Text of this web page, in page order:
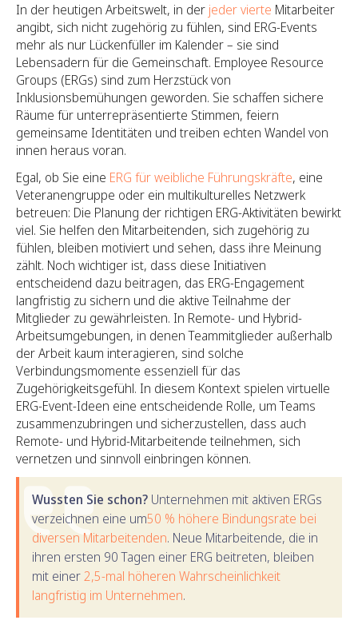
In der heutigen Arbeitswelt, in der jeder vierte Mitarbeiter
angibt, sich nicht zugehörig zu fühlen, sind ERG-Events
mehr als nur Lückenfüller im Kalender – sie sind
Lebensadern für die Gemeinschaft. Employee Resource
Groups (ERGs) sind zum Herzstück von
Inklusionsbemühungen geworden. Sie schaffen sichere
Räume für unterrepräsentierte Stimmen, feiern
gemeinsame Identitäten und treiben echten Wandel von
innen heraus voran.
Egal, ob Sie eine ERG für weibliche Führungskräfte, eine
Veteranengruppe oder ein multikulturelles Netzwerk
betreuen: Die Planung der richtigen ERG-Aktivitäten bewirkt
viel. Sie helfen den Mitarbeitenden, sich zugehörig zu
fühlen, bleiben motiviert und sehen, dass ihre Meinung
zählt. Noch wichtiger ist, dass diese Initiativen
entscheidend dazu beitragen, das ERG-Engagement
langfristig zu sichern und die aktive Teilnahme der
Mitglieder zu gewährleisten. In Remote- und Hybrid-
Arbeitsumgebungen, in denen Teammitglieder außerhalb
der Arbeit kaum interagieren, sind solche
Verbindungsmomente essenziell für das
Zugehörigkeitsgefühl. In diesem Kontext spielen virtuelle
ERG-Event-Ideen eine entscheidende Rolle, um Teams
zusammenzubringen und sicherzustellen, dass auch
Remote- und Hybrid-Mitarbeitende teilnehmen, sich
vernetzen und sinnvoll einbringen können.
Wussten Sie schon? Unternehmen mit aktiven ERGs
verzeichnen eine um50 % höhere Bindungsrate bei
diversen Mitarbeitenden. Neue Mitarbeitende, die in
ihren ersten 90 Tagen einer ERG beitreten, bleiben
mit einer2,5-mal höheren Wahrscheinlichkeit
langfristig im Unternehmen.